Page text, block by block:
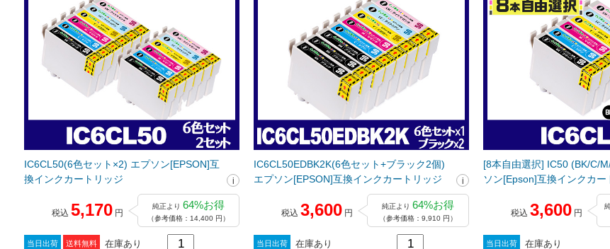
IC6CL50(6色セット×2) エプソン[EPSON]互
換インクカートリッジ
税込 5,170 円
純正より 64%お得
（参考価格：14,400 円）
当日出荷 送料無料 在庫あり
IC6CL50EDBK2K(6色セット+ブラック2個)
エプソン[EPSON]互換インクカートリッジ
税込 3,600 円
純正より 64%お得
（参考価格：9,910 円）
当日出荷 在庫あり
[8本自由選択] IC50 (BK/C/M/Y/LC/LM) エプ
ソン[Epson]互換インクカー
税込 3,600 円
当日出荷 在庫あり